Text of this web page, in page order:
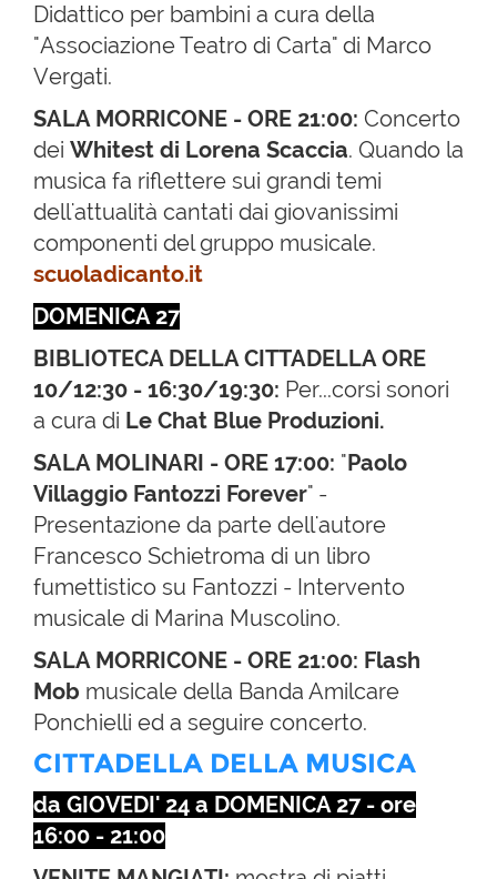
Didattico per bambini a cura della
"Associazione Teatro di Carta" di Marco
Vergati.
SALA MORRICONE - ORE 21:00: Concerto
dei Whitest di Lorena Scaccia. Quando la
musica fa riflettere sui grandi temi
dell'attualità cantati dai giovanissimi
componenti del gruppo musicale.
scuoladicanto.it
DOMENICA 27
BIBLIOTECA DELLA CITTADELLAORE
10/12:30 - 16:30/19:30: Per...corsi sonori
a cura di Le Chat Blue Produzioni.
SALA MOLINARI - ORE 17:00: "Paolo
Villaggio Fantozzi Forever" -
Presentazione da parte dell'autore
Francesco Schietroma di un libro
fumettistico su Fantozzi - Intervento
musicale di Marina Muscolino.
SALA MORRICONE - ORE 21:00: Flash
Mob musicale della Banda Amilcare
Ponchielli ed a seguire concerto.
CITTADELLA DELLA MUSICA
da GIOVEDI' 24 a DOMENICA 27 - ore
16:00 - 21:00